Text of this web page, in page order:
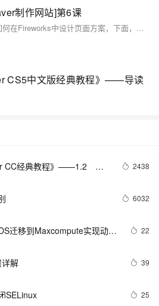
制作网站]第6课
前面几次课中，我们演示了如何在Fireworks中设计页面方案，下面，在本课中，我们继续演示如何将设计的页面方案进行切割、导出页面相应的HTML文件，以及所有的切片图片文件，这样在下面的步骤中，就可以在Dreamweaver中非常方便地制作成真正的网页了。
CS5中文版经典教程》——导读
CC经典教程》——1.2　切
2438
6032
迁移到Maxcompute实现动态
22
解 39
SELinux 25